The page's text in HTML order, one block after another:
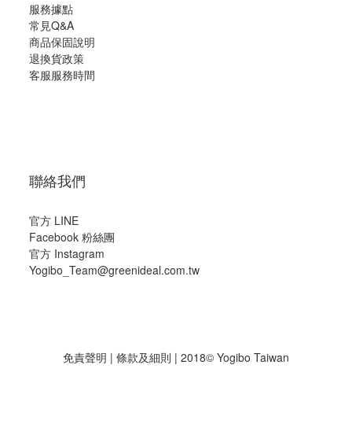
服務據點
常見Q&A
商品保固說明
退換貨政策
客服服務時間
聯絡我們
官方 LINE
Facebook 粉絲團
官方 Instagram
Yogibo_Team@greenideal.com.tw
免責聲明 | 條款及細則 | 2018© Yogibo Taiwan